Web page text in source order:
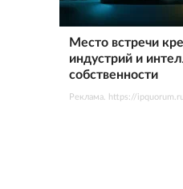
Место встречи
индустрий и
собственности
Реклама. https://ipquorum.ru